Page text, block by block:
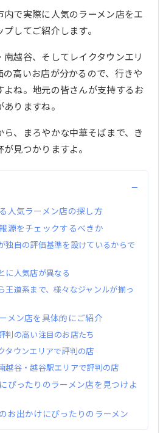
内で実際に人気のラーメン店をエ
してご紹介します。
越谷、そしてレイクタウンエリ
高いお店が分かるので、行きや
よね。地元の皆さんが支持するお
りますね。
、まろやかな中華そばまで、き
見つかりますよ。
−
人気ラーメン店の探し方
源をチェックするべきか
独自の評価基準を設けているからで
に人気店が異なる
王道系まで、様々なジャンルが揃っ
メン店を具体的にご紹介
判の高い注目のお店たち
タウンエリアで評判の店
越谷・越谷駅エリアで評判の店
ぴったりのラーメン店を見つけよ
お出かけにぴったりのラーメン